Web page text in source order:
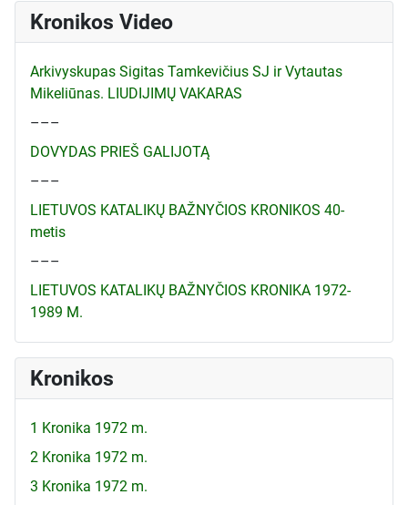
Kronikos Video
Arkivyskupas Sigitas Tamkevičius SJ ir Vytautas
Mikeliūnas. LIUDIJIMŲ VAKARAS
–––
DOVYDAS PRIEŠ GALIJOTĄ
–––
LIETUVOS KATALIKŲ BAŽNYČIOS KRONIKOS 40-
metis
–––
LIETUVOS KATALIKŲ BAŽNYČIOS KRONIKA 1972-
1989 M.
Kronikos
1 Kronika 1972 m.
2 Kronika 1972 m.
3 Kronika 1972 m.